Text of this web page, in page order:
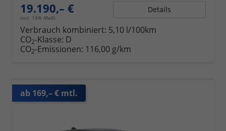
19.190,– €
incl. 19% MwSt.
Details
Verbrauch kombiniert: 5,10 l/100km
CO2-Klasse: D
CO2-Emissionen: 116,00 g/km
ab 169,– € mtl.